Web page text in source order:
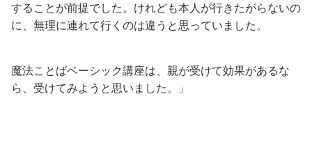
することが前提でした。けれども本人が行きたがらないの
に、無理に連れて行くのは違うと思っていました。
魔法ことばベーシック講座は、親が受けて効果があるな
ら、受けてみようと思いました。」